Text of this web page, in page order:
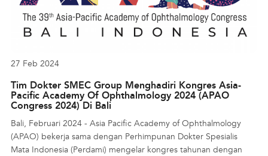
27 Feb 2024
Tim Dokter SMEC Group Menghadiri Kongres Asia-
Pacific Academy Of Ophthalmology 2024 (APAO
Congress 2024) Di Bali
Bali, Februari 2024 - Asia Pacific Academy of Ophthalmology
(APAO) bekerja sama dengan Perhimpunan Dokter Spesialis
Mata Indonesia (Perdami) mengelar kongres tahunan dengan